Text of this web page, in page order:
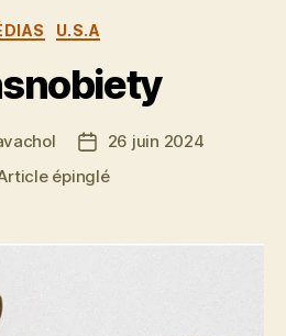
Catégories
U.S.A
Date
de
l’article
26 juin 2024
épinglé